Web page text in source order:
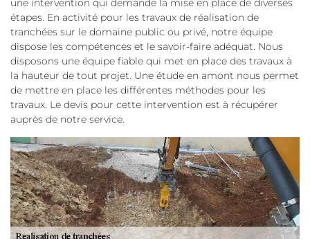
une intervention qui demande la mise en place de diverses
étapes. En activité pour les travaux de réalisation de
tranchées sur le domaine public ou privé, notre équipe
dispose les compétences et le savoir-faire adéquat. Nous
disposons une équipe fiable qui met en place des travaux à
la hauteur de tout projet. Une étude en amont nous permet
de mettre en place les différentes méthodes pour les
travaux. Le devis pour cette intervention est à récupérer
auprès de notre service.